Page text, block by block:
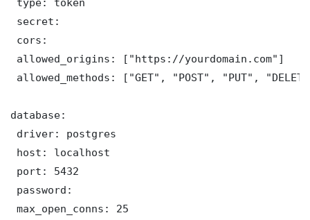
type: token
secret:
cors:
allowed_origins: ["https://yourdomain.com"]
allowed_methods: ["GET", "POST", "PUT",
database:
driver: postgres
host: localhost
port: 5432
password:
max_open_conns: 25